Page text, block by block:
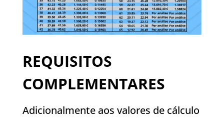
REQUISITOS
COMPLEMENTARES
Adicionalmente aos valores de cálculo